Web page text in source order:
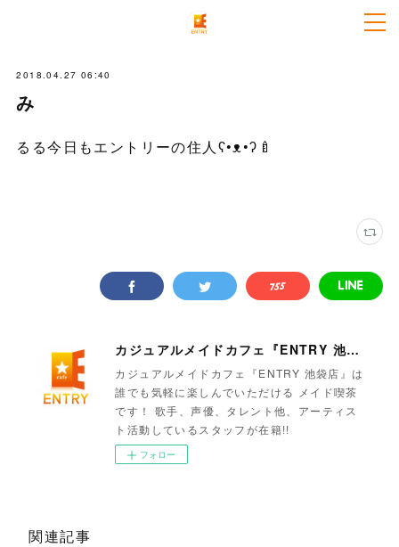
2018.04.27 06:40
み
るる今日もエントリーの住人ʕ•ᴥ•ʔ🍼
カジュアルメイドカフェ『ENTRY 池袋店』
カジュアルメイドカフェ『ENTRY 池袋店』は
誰でも気軽に楽しんでいただける メイド喫茶
です！ 歌手、声優、タレント他、アーティス
ト活動しているスタッフが在籍!!
フォロー
関連記事